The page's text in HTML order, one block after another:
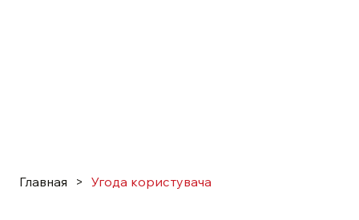
Главная > Угода користувача